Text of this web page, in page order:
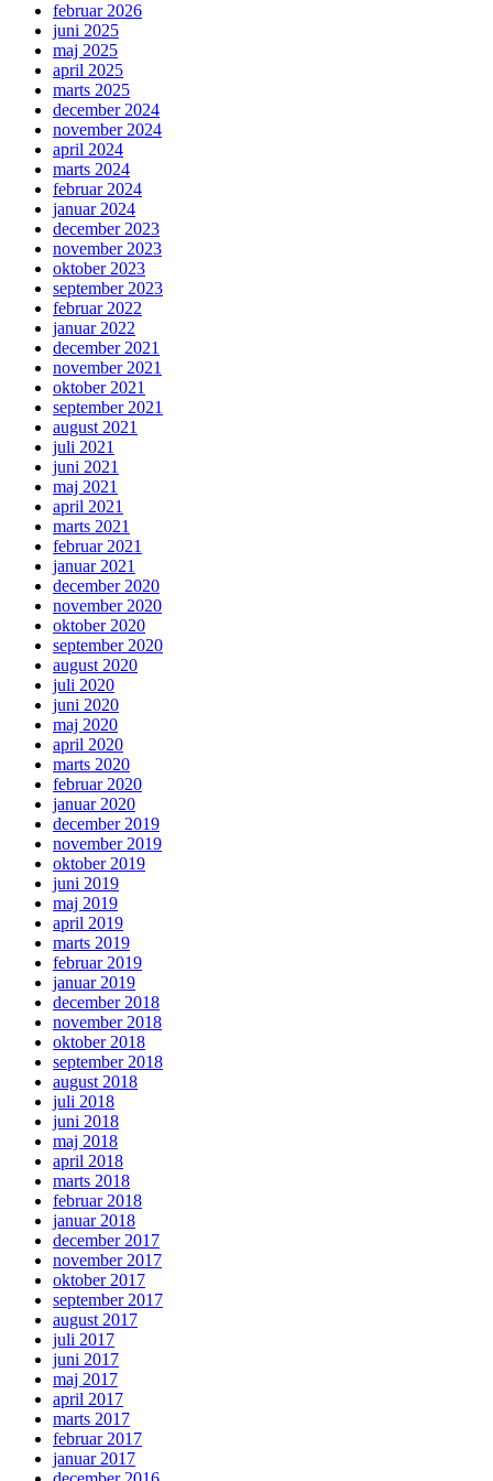
februar 2026
juni 2025
maj 2025
april 2025
marts 2025
december 2024
november 2024
april 2024
marts 2024
februar 2024
januar 2024
december 2023
november 2023
oktober 2023
september 2023
februar 2022
januar 2022
december 2021
november 2021
oktober 2021
september 2021
august 2021
juli 2021
juni 2021
maj 2021
april 2021
marts 2021
februar 2021
januar 2021
december 2020
november 2020
oktober 2020
september 2020
august 2020
juli 2020
juni 2020
maj 2020
april 2020
marts 2020
februar 2020
januar 2020
december 2019
november 2019
oktober 2019
juni 2019
maj 2019
april 2019
marts 2019
februar 2019
januar 2019
december 2018
november 2018
oktober 2018
september 2018
august 2018
juli 2018
juni 2018
maj 2018
april 2018
marts 2018
februar 2018
januar 2018
december 2017
november 2017
oktober 2017
september 2017
august 2017
juli 2017
juni 2017
maj 2017
april 2017
marts 2017
februar 2017
januar 2017